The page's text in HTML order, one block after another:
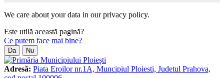
We care about your data in our privacy policy.
Este utilă această pagină?
Ce putem face mai bine?
Da Nu
Adresă: Piata Eroilor nr.1A, Muncipiul Ploiesti, Judetul Prahova,